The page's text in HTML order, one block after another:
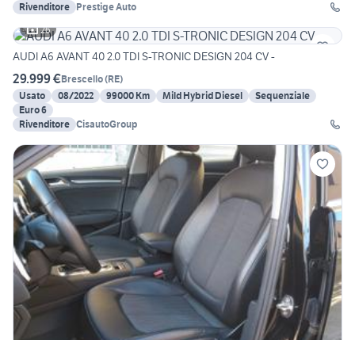
Rivenditore Prestige Auto
26
AUDI A6 AVANT 40 2.0 TDI S-TRONIC DESIGN 204 CV -
29.999 €Brescello(RE)
Usato
08/2022 99000 Km Mild Hybrid Diesel
Sequenziale
Euro 6
Rivenditore CisautoGroup